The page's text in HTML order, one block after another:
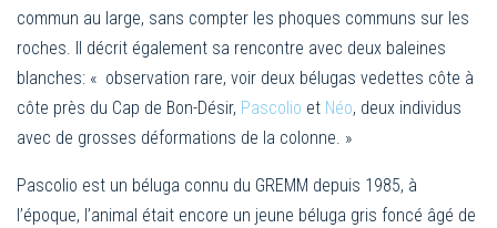
commun au large, sans compter les phoques communs sur les
roches. Il décrit également sa rencontre avec deux baleines
blanches: « observation rare, voir deux bélugas vedettes côte à
côte près du Cap de Bon-Désir, Pascolio et Néo, deux individus
avec de grosses déformations de la colonne. »
Pascolio est un béluga connu du GREMM depuis 1985, à
l’époque, l’animal était encore un jeune béluga gris foncé âgé de